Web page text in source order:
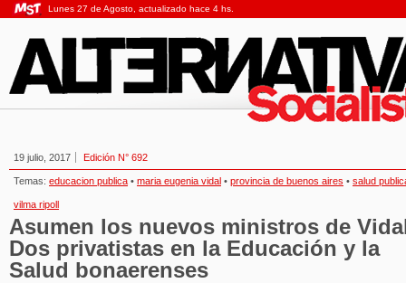
Lunes 27 de Agosto, actualizado hace 4 hs.
19 julio, 2017 Edición N° 692
Temas: educacion publica • maria eugenia vidal • provincia de buenos aires • salud
vilma ripoll
Asumen los nuevos ministros de
Dos privatistas en la Educación y la
Salud bonaerenses